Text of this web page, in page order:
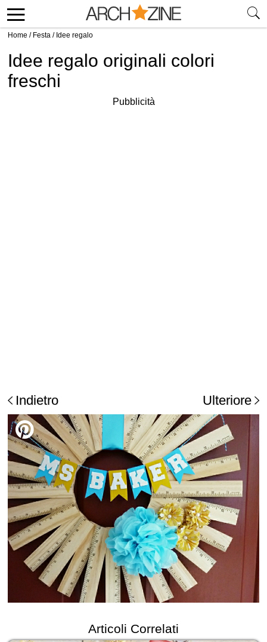
Home / Festa / Idee regalo
Idee regalo originali colori
freschi
Pubblicità
Indietro Ulteriore
Articoli Correlati